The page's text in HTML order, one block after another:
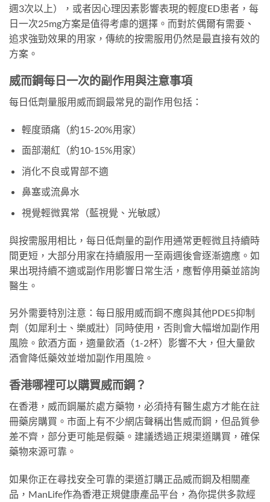
週3次以上），或者因心理因素影響表現的輕度ED患者，每
日一次25mg方案是值得考慮的選擇。而對於偶爾有需要、
追求強勁效果的用家，傳統的按需服用仍然是最直接有效的
方案。
威而鋼每日一次的副作用與注意事項
每日低劑量服用威而鋼最常見的副作用包括：
輕度頭痛（約15-20%用家）
面部潮紅（約10-15%用家）
消化不良或胃部不適
鼻塞或流鼻水
視覺輕微異常（藍視覺、光敏感）
與按需服用相比，每日低劑量的副作用通常更輕微且持續時
間更短，大部分用家在持續服用一至兩週後會逐漸適應。如
果出現持續不適或副作用影響日常生活，應暫停用藥並諮詢
醫生。
另外需要特別注意：每日服用威而鋼不應與其他PDE5抑制
劑（如犀利士、樂威壯）同時使用，否則會大幅增加副作用
風險。飲酒方面，適量飲酒（1-2杯）影響不大，但大量飲
酒會降低藥效並增加副作用風險。
香港哪裡可以購買威而鋼？
在香港，威而鋼屬於處方藥物，必須持有醫生處方才能在註
冊藥房購買。市面上有不少網店聲稱出售威而鋼，但品質參
差不齊，部分更可能是假藥。建議透過正規渠道購買，確保
藥物來源可靠。
如果你正在尋找安全可靠的渠道訂購正品威而鋼及相關產
品，ManLife作為香港正規健康產品平台，為你提供多款經